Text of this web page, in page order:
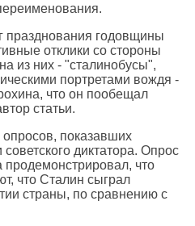
празднования годовщины
отклики со стороны
из них - "сталинобусы",
портретами вождя -
что он пообещал
статьи.
показавших
диктатора. Опрос
что
что Сталин сыграл
страны, по сравнению с